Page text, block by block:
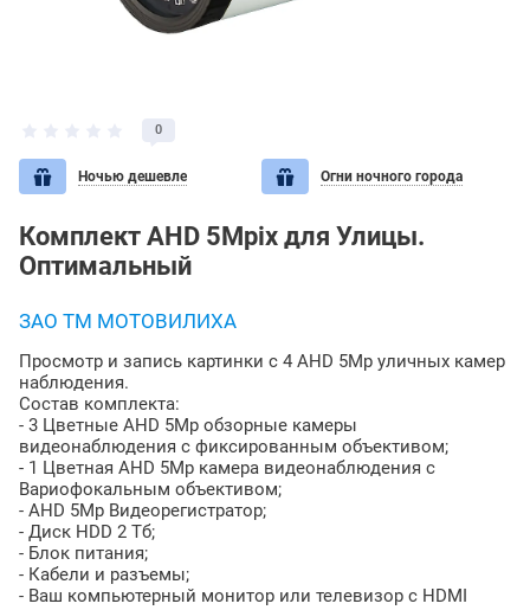
0
Ночью дешевле Огни ночного города
Комплект AHD 5Mpix для Улицы.
Оптимальный
ЗАО ТМ МОТОВИЛИХА
Просмотр и запись картинки с 4 AHD 5Мp уличных камер
наблюдения.
Состав комплекта:
- 3 Цветные AHD 5Мp обзорные камеры
видеонаблюдения с фиксированным объективом;
- 1 Цветная AHD 5Мp камера видеонаблюдения с
Вариофокальным объективом;
- AHD 5Мp Видеорегистратор;
- Диск HDD 2 Тб;
- Блок питания;
- Кабели и разъемы;
- Ваш компьютерный монитор или телевизор с HDMI